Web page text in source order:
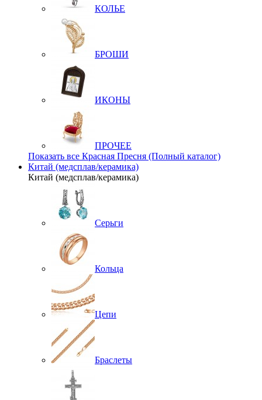
КОЛЬЕ
БРОШИ
ИКОНЫ
ПРОЧЕЕ
Показать все Красная Пресня (Полный каталог)
Китай (медсплав/керамика)
Китай (медсплав/керамика)
Серьги
Кольца
Цепи
Браслеты